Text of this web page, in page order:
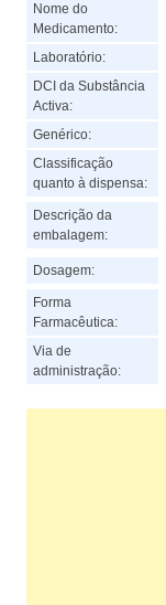
Nome do
Medicamento:
Laboratório:
DCI da Substância
Activa:
Genérico:
Classificação
quanto à dispensa:
Descrição da
embalagem:
Dosagem:
Forma
Farmacêutica:
Via de
administração: